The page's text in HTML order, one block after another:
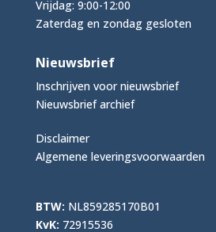
Vrijdag: 9:00-12:00
Zaterdag en zondag gesloten
Nieuwsbrief
Inschrijven voor nieuwsbrief
Nieuwsbrief archief
Disclaimer
Algemene leveringsvoorwaarden
BTW: NL859285170B01
KvK: 72915536